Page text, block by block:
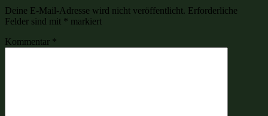
Deine E-Mail-Adresse wird nicht veröffentlicht. Erforderliche
Felder sind mit * markiert
Kommentar *